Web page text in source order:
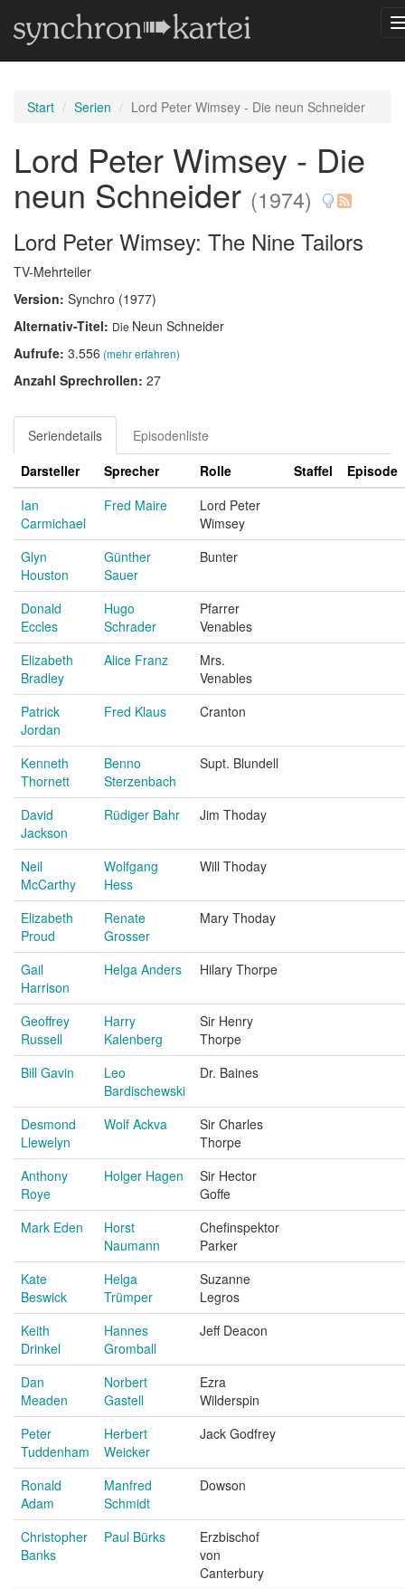
Start Serien Lord Peter Wimsey - Die neun Schneider
Lord Peter Wimsey - Die
neun Schneider (1974)
Lord Peter Wimsey: The Nine Tailors
TV-Mehrteiler
Version: Synchro (1977)
Alternativ-Titel: Die Neun Schneider
Aufrufe: 3.556 (mehr erfahren)
Anzahl Sprechrollen: 27
Seriendetails
Episodenliste
Darsteller
Sprecher Rolle Staffel
Episode
Ian
Carmichael
Fred Maire
Lord Peter
Wimsey
Glyn
Houston
Günther
Sauer
Bunter
Donald
Eccles
Hugo
Schrader
Pfarrer
Venables
Elizabeth
Bradley
Alice Franz
Mrs.
Venables
Patrick
Jordan
Fred Klaus Cranton
Kenneth
Thornett
Benno
Sterzenbach
Supt. Blundell
David
Jackson
Rüdiger Bahr Jim Thoday
Neil
McCarthy
Wolfgang
Hess
Will Thoday
Elizabeth
Proud
Renate
Grosser
Mary Thoday
Gail
Harrison
Helga Anders Hilary Thorpe
Geoffrey
Russell
Harry
Kalenberg
Sir Henry
Thorpe
Bill Gavin
Leo
Bardischewski
Dr. Baines
Desmond
Llewelyn
Wolf Ackva
Sir Charles
Thorpe
Anthony
Roye
Holger Hagen
Sir Hector
Goffe
Mark Eden
Horst
Naumann
Chefinspektor
Parker
Kate
Beswick
Helga
Trümper
Suzanne
Legros
Keith
Drinkel
Hannes
Gromball
Jeff Deacon
Dan
Meaden
Norbert
Gastell
Ezra
Wilderspin
Peter
Tuddenham
Herbert
Weicker
Jack Godfrey
Ronald
Adam
Manfred
Schmidt
Dowson
Christopher
Banks
Paul Bürks
Erzbischof
von
Canterbury